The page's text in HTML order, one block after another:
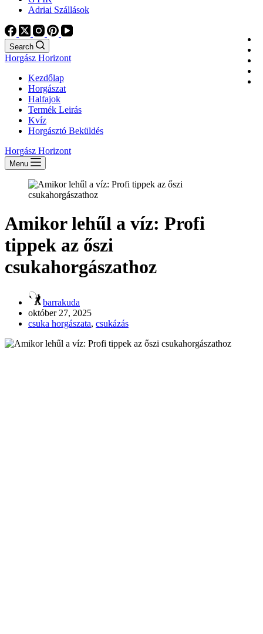
Adriai Szállások
Search
Horgász Horizont
Kezdőlap
Horgászat
Halfajok
Termék Leirás
Kvíz
Horgásztó Beküldés
Horgász Horizont
Menu
Amikor lehűl a víz: Profi
tippek az őszi
csukahorgászathoz
barrakuda
október 27, 2025
csuka horgászata, csukázás